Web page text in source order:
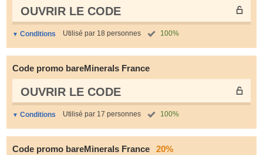
OUVRIR LE СODE
Conditions Utilisé par 18 personnes 100%
Code promo bareMinerals France
OUVRIR LE СODE
Conditions Utilisé par 17 personnes 100%
Code promo bareMinerals France 20%